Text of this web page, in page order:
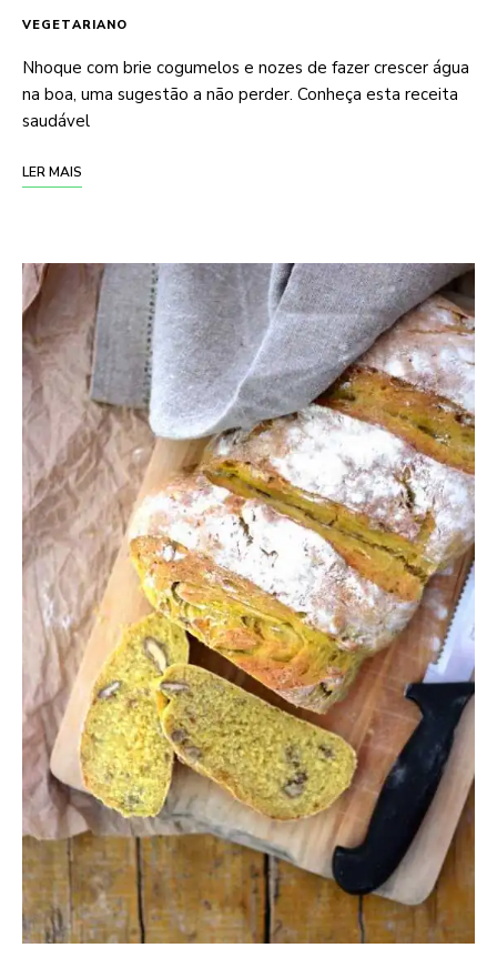
VEGETARIANO
Nhoque com brie cogumelos e nozes de fazer crescer água
na boa, uma sugestão a não perder. Conheça esta receita
saudável
LER MAIS